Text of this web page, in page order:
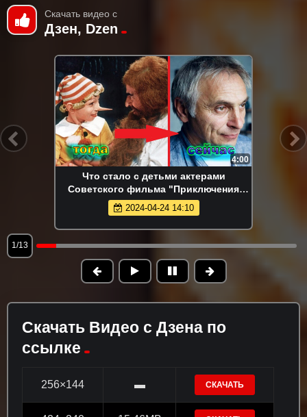
Скачать видео с
Дзен, Dzen
4:00
Что стало с детьми актерами
Советского фильма "Приключения
Буратино" спустя 49 лет!
2024-04-24 14:10
1/13
Скачать Видео с Дзена по
ссылке
256×144 ▬ СКАЧАТЬ